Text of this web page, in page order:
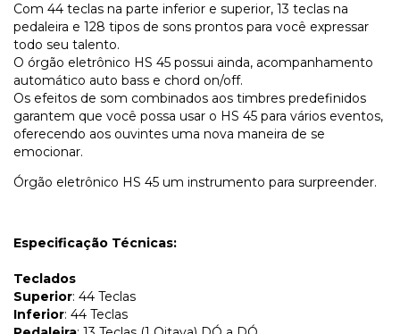
Com 44 teclas na parte inferior e superior, 13 teclas na
pedaleira e 128 tipos de sons prontos para você expressar
todo seu talento.
O órgão eletrônico HS 45 possui ainda, acompanhamento
automático auto bass e chord on/off.
Os efeitos de som combinados aos timbres predefinidos
garantem que você possa usar o HS 45 para vários eventos,
oferecendo aos ouvintes uma nova maneira de se
emocionar.
Órgão eletrônico HS 45 um instrumento para surpreender.
Especificação Técnicas:
Teclados
Superior: 44 Teclas
Inferior: 44 Teclas